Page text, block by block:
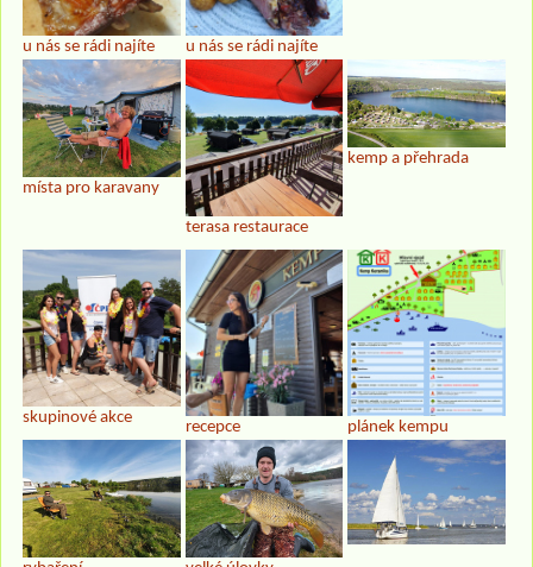
u nás se rádi najíte u nás se rádi najíte
místa pro karavany
terasa restaurace
kemp a přehrada
skupinové akce recepce plánek kempu